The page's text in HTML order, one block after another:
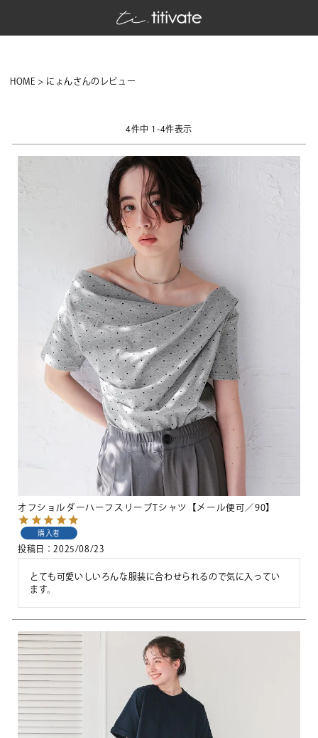
HOME にょんさんのレビュー
4件中 1 -4件表示
オフショルダーハーフスリーブTシャツ【メール便可／90】
購入者
投稿日 2025/08/23
とても可愛いしいろんな服装に合わせられるので気に入ってい
ます。